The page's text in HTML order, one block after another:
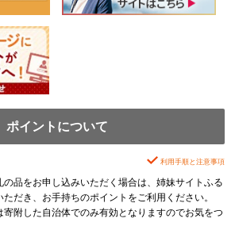
ポイントについて
利用手順と注意事項
品をお申し込みいただく場合は、姉妹サイトふる
だき、お手持ちのポイントをご利用ください。
寄附した自治体でのみ有効となりますのでお気をつ